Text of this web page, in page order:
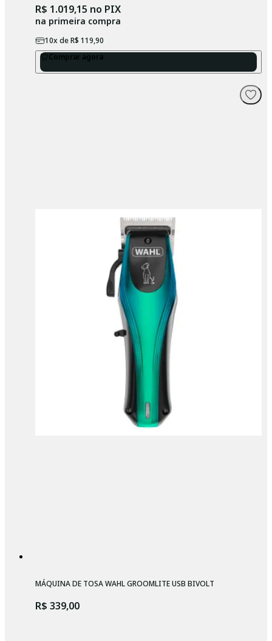
R$ 1.019,15 no PIX
na primeira compra
10x deR$ 119,90
Comprar agora
MÁQUINA DE TOSA WAHL GROOMLITE USB BIVOLT
R$ 339,00